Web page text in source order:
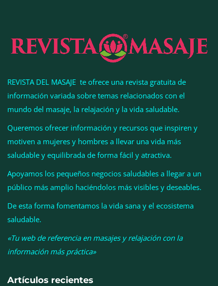
Esenzzia da la bienvenida a agosto con
perfumes de equivalencia
REVISTA DEL MASAJE te ofrece una revista gratuita de
información variada sobre temas relacionados con el
mundo del masaje, la relajación y la vida saludable.
Queremos ofrecer información y recursos que inspiren y
motiven a mujeres y hombres a llevar una vida más
saludable y equilibrada de forma fácil y atractiva.
Apoyamos los pequeños negocios saludables a llegar a un
público más amplio haciéndolos más visibles y deseables.
De esta forma fomentamos la vida sana y el ecosistema
saludable.
«Tu web de referencia en masajes y relajación con la
información más práctica»
Artículos recientes